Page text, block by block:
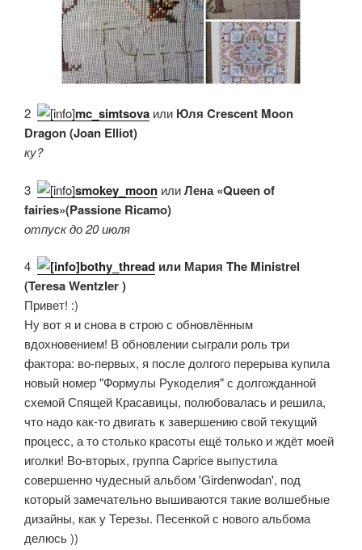
2. mc_simtsova или Юля Crescent Moon
Dragon (Joan Elliot)
ку?
3. smokey_moon илиЛена «Queen of
fairies»(Passione Ricamo)
отпуск до 20 июля
4. bothy_thread или Мария The Ministrel
(Teresa Wentzler )
Привет! :)
Ну вот я и снова в строю с обновлённым
вдохновением! В обновлении сыграли роль три
фактора: во-первых, я после долгого перерыва купила
новый номер "Формулы Рукоделия" с долгожданной
схемой Спящей Красавицы, полюбовалась и решила,
что надо как-то двигать к завершению свой текущий
процесс, а то столько красоты ещё только и ждёт моей
иголки! Во-вторых, группа Caprice выпустила
совершенно чудесный альбом 'Girdenwodan', под
который замечательно вышиваются такие волшебные
дизайны, как у Терезы. Песенкой с нового альбома
делюсь ))